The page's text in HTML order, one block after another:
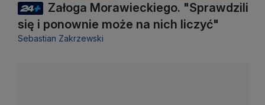
Załoga Morawieckiego. "Sprawdzili
się i ponownie może na nich liczyć"
Sebastian Zakrzewski